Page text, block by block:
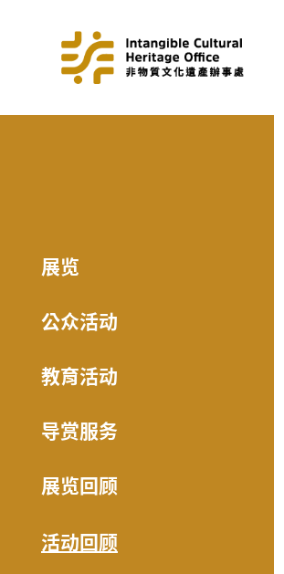
展览
公众活动
教育活动
导赏服务
展览回顾
活动回顾